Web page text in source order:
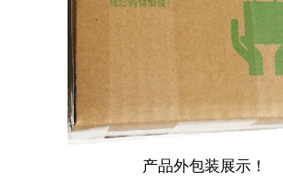
产品外包装展示！